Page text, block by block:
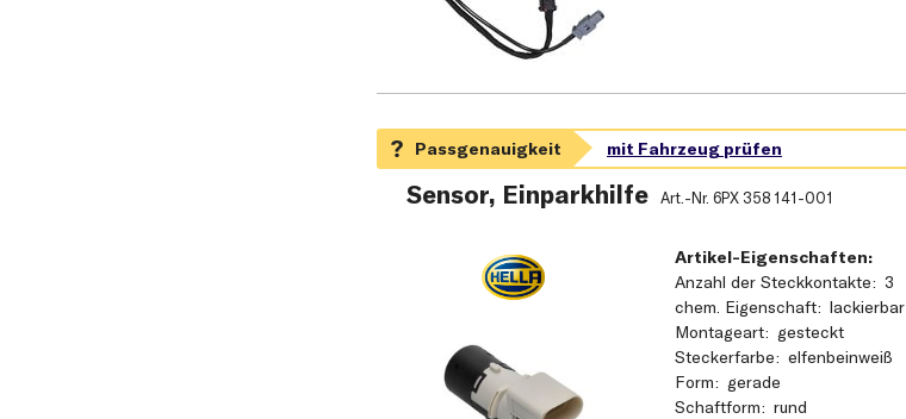
Sensor, Einparkhilfe Art.-Nr. 6PX 358 141-001
Artikel-Eigenschaften:
Anzahl der Steckkontakte 3
chem. Eigenschaft lackierbar
Montageart gesteckt
Steckerfarbe elfenbeinweiß
Form gerade
Schaftform rund